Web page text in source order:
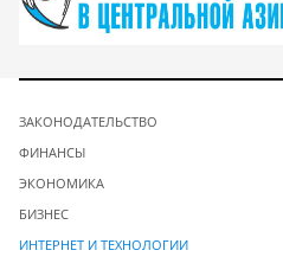
ЗАКОНОДАТЕЛЬСТВО
ФИНАНСЫ
ЭКОНОМИКА
БИЗНЕС
ИНТЕРНЕТ И ТЕХНОЛОГИИ